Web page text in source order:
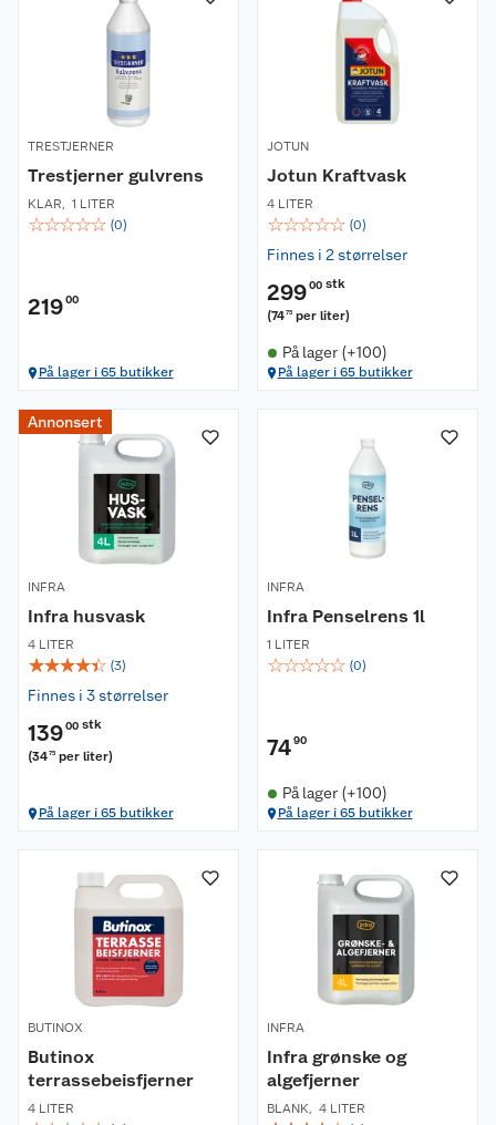
TRESTJERNER
Trestjerner gulvrens
KLAR, 1 LITER
☆☆☆☆☆ (0)
21900
På lager i 65 butikker
JOTUN
Jotun Kraftvask
4 LITER
☆☆☆☆☆ (0)
Finnes i 2 størrelser
29900 stk
(7475 per liter)
På lager (+100)
På lager i 65 butikker
Annonsert
INFRA
Infra husvask
4 LITER
☆☆☆☆☆ (3)
Finnes i 3 størrelser
13900 stk
(3475 per liter)
På lager i 65 butikker
INFRA
Infra Penselrens 1l
1 LITER
☆☆☆☆☆ (0)
7490
På lager (+100)
På lager i 65 butikker
BUTINOX
Butinox
terrassebeisfjerner
4 LITER
INFRA
Infra grønske og
algefjerner
BLANK, 4 LITER